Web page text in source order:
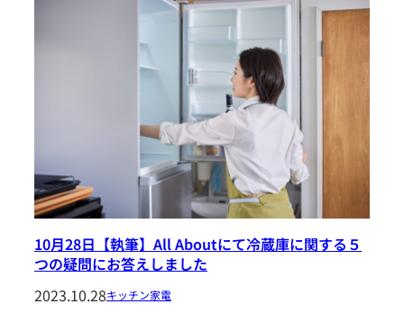
10月28日【執筆】All Aboutにて冷蔵庫に関する５
つの疑問にお答えしました
2023.10.28キッチン家電